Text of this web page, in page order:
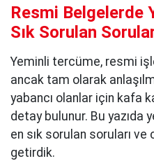
Resmi Belgelerde
Sık Sorulan
Yeminli tercüme, resmi
ancak tam olarak
yabancı olanlar için kafa
detay bulunur. Bu yazıda
en sık sorulan soruları ve
getirdik.